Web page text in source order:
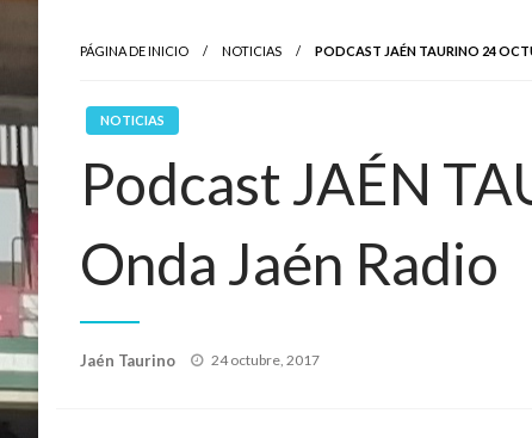
PÁGINA DE INICIO NOTICIAS PODCAST JAÉN TAURINO 24
NOTICIAS
Podcast JAÉN
Onda Jaén Radio
Jaén Taurino
Publicado
24 octubre, 2017